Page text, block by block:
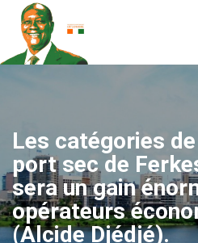
Les catégories
port sec de
sera un gain
opérateurs
(Alcide Djédjé).